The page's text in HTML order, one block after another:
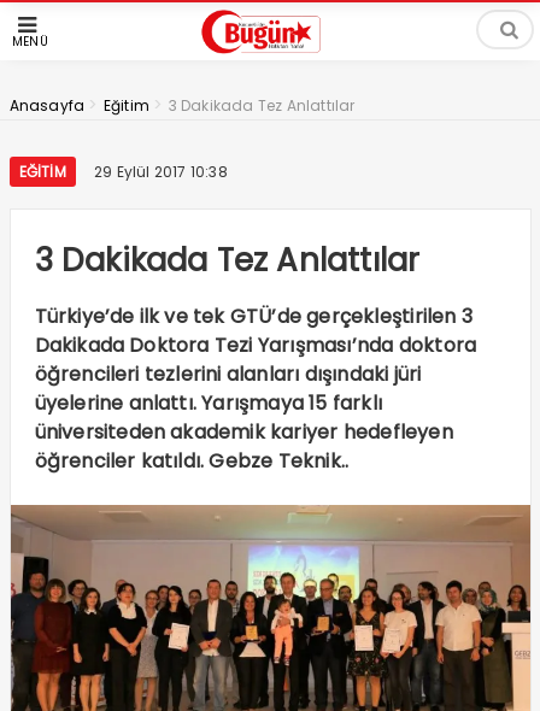
MENÜ
Anasayfa > Eğitim > 3 Dakikada Tez Anlattılar
EĞITIM 29 Eylül 2017 10:38
3 Dakikada Tez Anlattılar
Türkiye’de ilk ve tek GTÜ’de gerçekleştirilen 3
Dakikada Doktora Tezi Yarışması’nda doktora
öğrencileri tezlerini alanları dışındaki jüri
üyelerine anlattı. Yarışmaya 15 farklı
üniversiteden akademik kariyer hedefleyen
öğrenciler katıldı. Gebze Teknik..